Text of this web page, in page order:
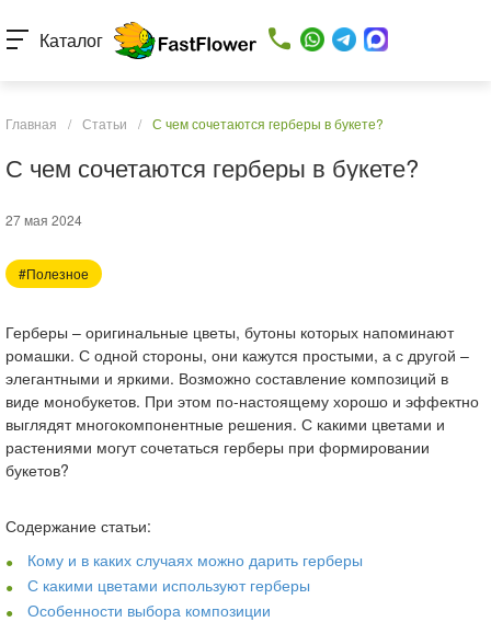
Каталог
Главная / Статьи / С чем сочетаются герберы в букете?
С чем сочетаются герберы в букете?
27 мая 2024
#Полезное
Герберы – оригинальные цветы, бутоны которых напоминают
ромашки. С одной стороны, они кажутся простыми, а с другой –
элегантными и яркими. Возможно составление композиций в
виде монобукетов. При этом по-настоящему хорошо и эффектно
выглядят многокомпонентные решения. С какими цветами и
растениями могут сочетаться герберы при формировании
букетов?
Содержание статьи:
Кому и в каких случаях можно дарить герберы
С какими цветами используют герберы
Особенности выбора композиции